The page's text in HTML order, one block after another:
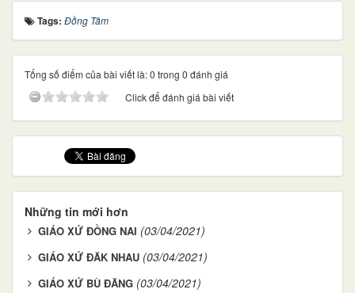
Tags: Đồng Tâm
Tổng số điểm của bài viết là: 0 trong 0 đánh giá
Click để đánh giá bài viết
Những tin mới hơn
GIÁO XỨ ĐỒNG NAI (03/04/2021)
GIÁO XỨ ĐĂK NHAU (03/04/2021)
GIÁO XỨ BÙ ĐĂNG (03/04/2021)